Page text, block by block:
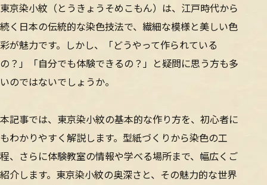
東京染小紋（とうきょうそめこもん）は、江戸時代から
続く日本の伝統的な染色技法で、繊細な模様と美しい色
彩が魅力です。しかし、「どうやって作られている
の？」「自分でも体験できるの？」と疑問に思う方も多
いのではないでしょうか。
本記事では、東京染小紋の基本的な作り方を、初心者に
もわかりやすく解説します。型紙づくりから染色の工
程、さらに体験教室の情報や学べる場所まで、幅広くご
紹介します。東京染小紋の奥深さと、その魅力的な世界